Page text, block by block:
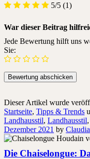
5/5 (1)
War dieser Beitrag
Jede Bewertung hilft uns
Sie:
Dieser Artikel wurde
Startseite, Tipps & Trends
Landhausstil, Landhausstil,
Dezember 2021 by
Die Chaiselongue: